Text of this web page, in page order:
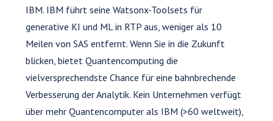
IBM. IBM führt seine Watsonx-Toolsets für
generative KI und ML in RTP aus, weniger als 10
Meilen von SAS entfernt. Wenn Sie in die Zukunft
blicken, bietet Quantencomputing die
vielversprechendste Chance für eine bahnbrechende
Verbesserung der Analytik. Kein Unternehmen verfügt
über mehr Quantencomputer als IBM (>60 weltweit),